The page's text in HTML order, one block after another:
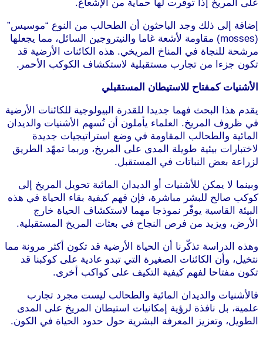
على المريخ إذا توفرت لها حماية من الإشعاع.
إضافة إلى ذلك وجد الباحثون أن الطحالب من النوع “موسيس”
(mosses) مقاومة لأشعة غاما والنيتروجين السائل، مما يجعلها
مرشحة للنجاة في المناخ المريخي. هذه الكائنات الأرضية قد
تكون جزءا من تجارب مستقبلية لاستكشاف الكوكب الأحمر.
الأشنيات كمفتاح للاستيطان المستقبلي
يقدم هذا البحث فهما جديدا للقدرة البيولوجية للكائنات الأرضية
في ظروف المريخ. العلماء يأملون أن تُسهم الأشنيات والديدان
المائية والطحالب المقاومة في وضع استراتيجيات جديدة
لاختبارات بيئية طويلة المدى على المريخ، وربما تمهّد الطريق
لزراعة بعض النباتات في المستقبل.
وبينما لا يمكن للأشنيات أو الديدان المائية تحويل المريخ إلى
كوكب صالح للبشر مباشرة، فإن فهم كيفية بقاء الحياة في هذه
البيئة القاسية يوفّر نموذجا مهما لاستكشاف الحياة خارج
الأرض، ويزيد من فرص النجاح في بعثات المريخ المستقبلية.
وهذه الدراسة تذكّرنا أن الحياة الأرضية قد تكون أكثر مرونة مما
نتخيل، وأن الكائنات الصغيرة التي تبدو عادية على كوكبنا قد
تكون مفتاحا لفهم كيفية التكيف على كواكب أخرى.
فالأشنيات والديدان المائية والطحالب ليست مجرد تجارب
علمية، بل نافذة لرؤية إمكانيات استيطان المريخ على المدى
الطويل، وتعزيز المعرفة البشرية حول حدود الحياة في الكون.